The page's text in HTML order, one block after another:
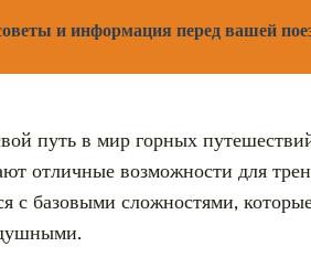
и информация перед вашей
путь в мир горных
отличные возможности для
с базовыми сложностями,